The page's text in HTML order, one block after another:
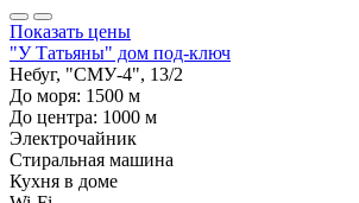
Показать цены
"У Татьяны" дом под-ключ
Небуг, "СМУ-4", 13/2
До моря: 1500 м
До центра: 1000 м
Электрочайник
Стиральная машина
Кухня в доме